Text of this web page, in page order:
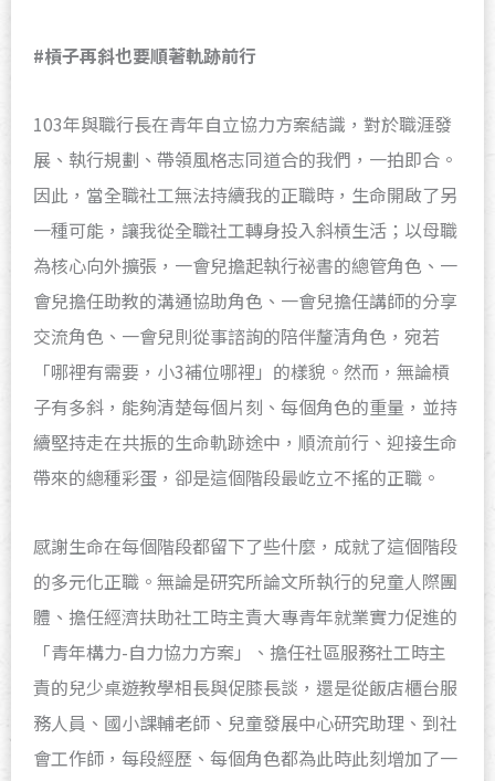
#槓子再斜也要順著軌跡前行
103年與職行長在青年自立協力方案結識，對於職涯發
展、執行規劃、帶領風格志同道合的我們，一拍即合。
因此，當全職社工無法持續我的正職時，生命開啟了另
一種可能，讓我從全職社工轉身投入斜槓生活；以母職
為核心向外擴張，一會兒擔起執行祕書的總管角色、一
會兒擔任助教的溝通協助角色、一會兒擔任講師的分享
交流角色、一會兒則從事諮詢的陪伴釐清角色，宛若
「哪裡有需要，小3補位哪裡」的樣貌。然而，無論槓
子有多斜，能夠清楚每個片刻、每個角色的重量，並持
續堅持走在共振的生命軌跡途中，順流前行、迎接生命
帶來的總種彩蛋，卻是這個階段最屹立不搖的正職。
感謝生命在每個階段都留下了些什麼，成就了這個階段
的多元化正職。無論是研究所論文所執行的兒童人際團
體、擔任經濟扶助社工時主責大專青年就業實力促進的
「青年構力-自力協力方案」、擔任社區服務社工時主
責的兒少桌遊教學相長與促膝長談，還是從飯店櫃台服
務人員、國小課輔老師、兒童發展中心研究助理、到社
會工作師，每段經歷、每個角色都為此時此刻增加了一